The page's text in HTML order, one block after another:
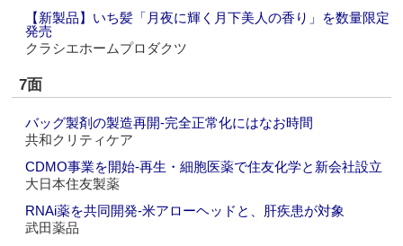
【新製品】いち髪「月夜に輝く月下美人の香り」を数量限定
発売
クラシエホームプロダクツ
7面
バッグ製剤の製造再開‐完全正常化にはなお時間
共和クリティケア
CDMO事業を開始‐再生・細胞医薬で住友化学と新会社設立
大日本住友製薬
RNAi薬を共同開発‐米アローヘッドと、肝疾患が対象
武田薬品